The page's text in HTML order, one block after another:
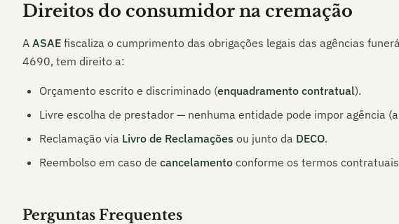
Direitos do consumidor na cremação
A ASAE fiscaliza o cumprimento das obrigações legais das agências
4690, tem direito a:
Orçamento escrito e discriminado (enquadramento contratual).
Livre escolha de prestador — nenhuma entidade pode impor agência
Reclamação via Livro de Reclamações ou junto da DECO.
Reembolso em caso de cancelamento conforme os termos
Perguntas Frequentes